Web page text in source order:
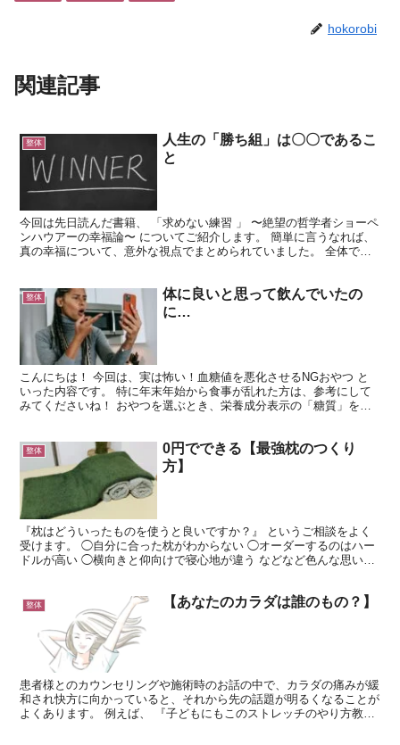
hokorobi
関連記事
整体
人生の「勝ち組」は〇〇であるこ
と
今回は先日読んだ書籍、 「求めない練習 」 〜絶望の哲学者ショーペ
ンハウアーの幸福論〜 についてご紹介します。 簡単に言うなれば、
真の幸福について、意外な視点でまとめられていました。 全体で主
整体
体に良いと思って飲んでいたの
に…
こんにちは！ 今回は、実は怖い！血糖値を悪化させるNGおやつ と
いった内容です。 特に年末年始から食事が乱れた方は、参考にして
みてくださいね！ おやつを選ぶとき、栄養成分表示の「糖質」を見
整体
0円でできる【最強枕のつくり
方】
『枕はどういったものを使うと良いですか？』 というご相談をよく
受けます。 ◯自分に合った枕がわからない ◯オーダーするのはハー
ドルが高い ◯横向きと仰向けで寝心地が違う などなど色んな思いが
整体 【あなたのカラダは誰のもの？】
患者様とのカウンセリングや施術時のお話の中で、カラダの痛みが緩
和され快方に向かっていると、それから先の話題が明るくなることが
よくあります。 例えば、 『子どもにもこのストレッチのやり方教え